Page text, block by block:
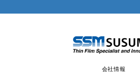
会社情報